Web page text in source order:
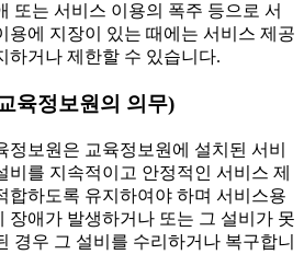
또는 서비스 이용의 폭주 등으로 서
용에 지장이 있는 때에는 서비스 제공
하거나 제한할 수 있습니다.
육정보원의 의무)
보원은 교육정보원에 설치된 서비
비를 지속적이고 안정적인 서비스 제
합하도록 유지하여야 하며 서비스용
장애가 발생하거나 또는 그 설비가 못
경우 그 설비를 수리하거나 복구합니